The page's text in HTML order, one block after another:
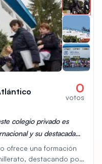
Sus instalaciones
y áreas verdes.
educación global y
ser una
a los estudiantes
0
votos
colegio privado es
y su destacada
ofrece una formación
destacando por